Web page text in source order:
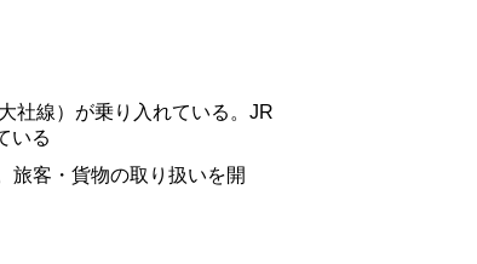
社線）が乗り入れている。JR
いる
旅客・貨物の取り扱いを開